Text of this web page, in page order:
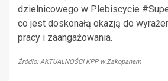
dzielnicowego w Plebiscycie
co jest doskonałą okazją do
pracy i zaangażowania.
Źródło: AKTUALNOŚCI KPP w Zakopanem